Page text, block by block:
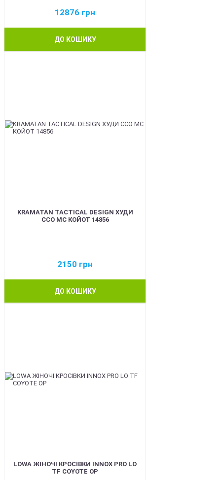
12876 грн
ДО КОШИКУ
KRAMATAN TACTICAL DESIGN ХУДИ
ССО МС КОЙОТ 14856
2150 грн
ДО КОШИКУ
LOWA ЖІНОЧІ КРОСІВКИ INNOX PRO LO
TF COYOTE OP